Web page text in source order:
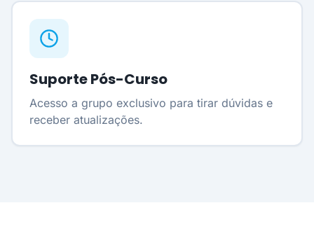
Suporte Pós-Curso
Acesso a grupo exclusivo para tirar dúvidas e
receber atualizações.